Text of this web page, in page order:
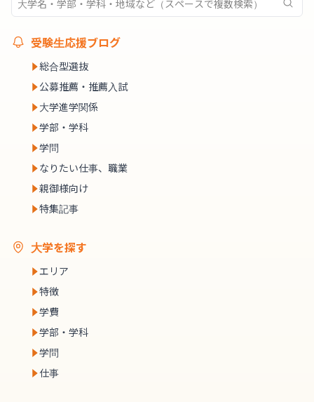
受験生応援ブログ
総合型選抜
公募推薦・推薦入試
大学進学関係
学部・学科
学問
なりたい仕事、職業
親御様向け
特集記事
大学を探す
エリア
特徴
学費
学部・学科
学問
仕事